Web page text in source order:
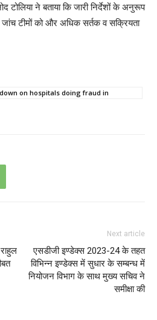
टोलिया ने बताया कि जारी निर्देशों के अनुरूप
जांच टीमों को और अधिक सर्तक व सक्रियता
on hospitals doing fraud in
Next article
एसडीजी इण्डेक्स 2023-24 के तहत
विभिन्न इण्डेक्स में सुधार के सम्बन्ध में
नियोजन विभाग के साथ मुख्य सचिव ने
समीक्षा की